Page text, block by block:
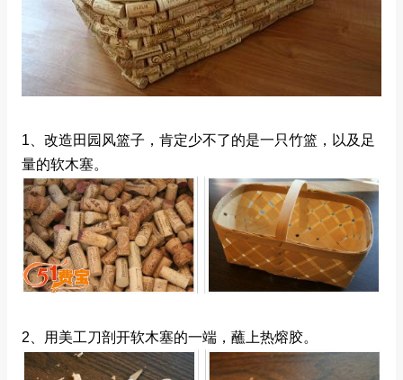
1、改造田园风篮子，肯定少不了的是一只竹篮，以及足
量的软木塞。
2、用美工刀剖开软木塞的一端，蘸上热熔胶。